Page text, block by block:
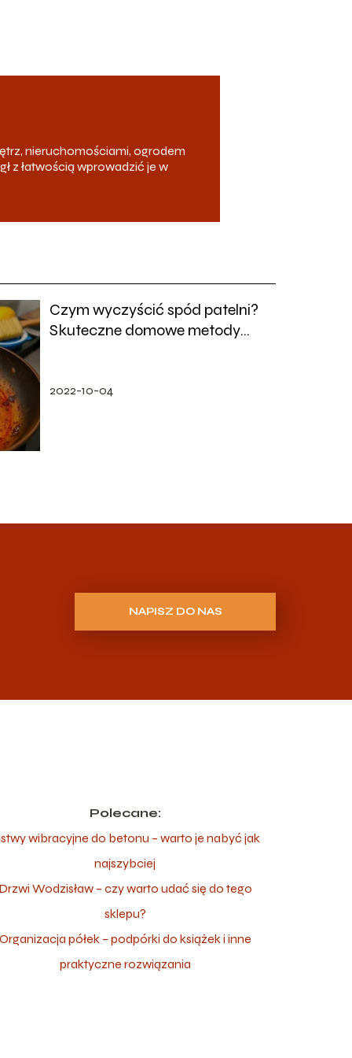
nieruchomościami, ogrodem
z łatwością wprowadzić je w
Czym wyczyścić spód patelni?
Skuteczne domowe metody
2022-10-04
NAPISZ DO NAS
Polecane:
wibracyjne do betonu – warto je nabyć jak
najszybciej
Drzwi Wodzisław – czy warto udać się do tego
sklepu?
Organizacja półek – podpórki do książek i inne
praktyczne rozwiązania